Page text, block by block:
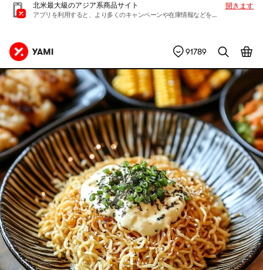
北米最大級のアジア系商品サイト
アプリを利用すると、より多くのキャンペーンや在庫情報などを入手できます
開きます
91789